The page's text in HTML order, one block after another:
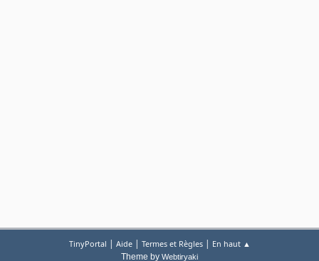
TinyPortal | Aide| Termes et Règles| En haut ▲
Theme by Webtiryaki